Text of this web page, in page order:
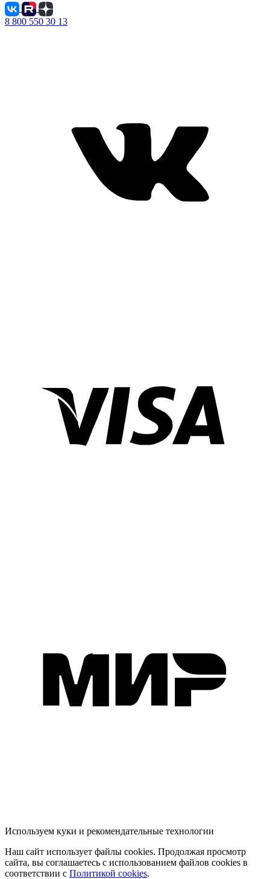
8 800 550 30 13
Используем куки и рекомендательные технологии
Наш сайт использует файлы cookies. Продолжая просмотр
сайта, вы соглашаетесь с использованием файлов cookies в
соответствии с Политикой cookies.